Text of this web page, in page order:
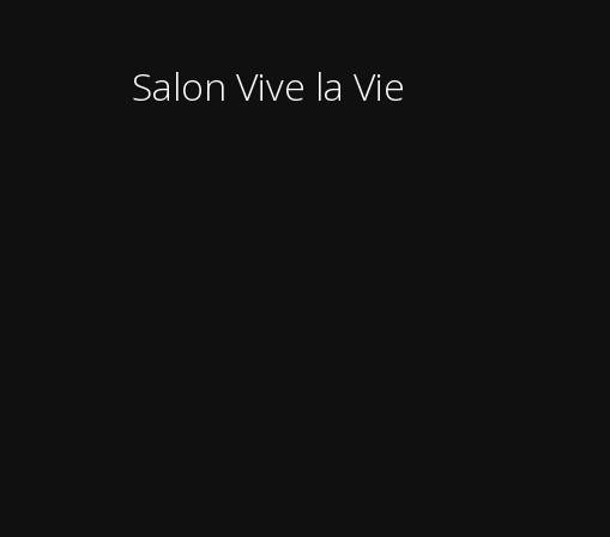
Salon Vive la Vie